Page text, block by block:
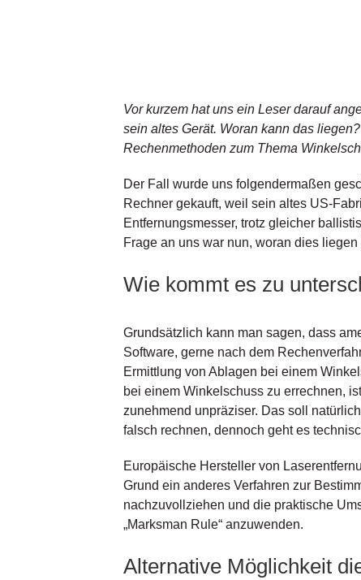
Vor kurzem hat uns ein Leser darauf
sein altes Gerät. Woran kann das
Rechenmethoden zum Thema
Der Fall wurde uns folgendermaßen
Rechner gekauft, weil sein altes US-
Entfernungsmesser, trotz gleicher
Frage an uns war nun, woran dies
Wie kommt es zu
Grundsätzlich kann man sagen, dass
Software, gerne nach dem
Ermittlung von Ablagen bei einem
bei einem Winkelschuss zu errechnen,
zunehmend unpräziser. Das soll
falsch rechnen, dennoch geht es
Europäische Hersteller von
Grund ein anderes Verfahren zur
nachzuvollziehen und die praktische
„Marksman Rule“ anzuwenden.
Alternative Möglichkeit